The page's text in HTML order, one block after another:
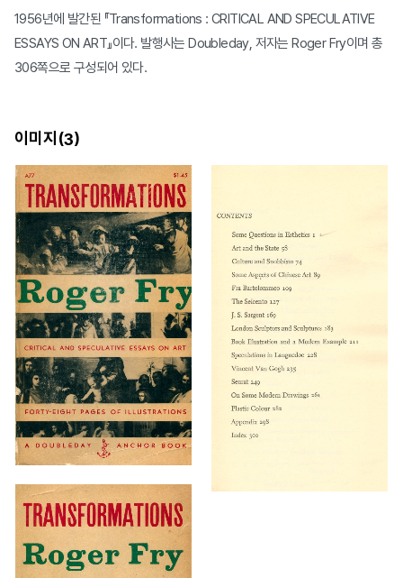
1956년에 발간된 『Transformations : CRITICAL AND SPECULATIVE
ESSAYS ON ART』이다. 발행사는 Doubleday, 저자는 Roger Fry이며 총
306쪽으로 구성되어 있다.
이미지(3)